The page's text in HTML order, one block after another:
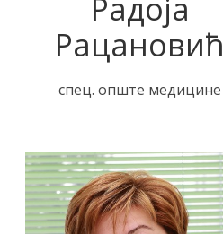
Радоја
Рацановић
спец. опште медицине